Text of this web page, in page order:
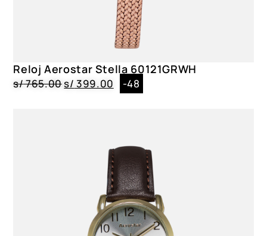
Reloj Aerostar Stella 60121GRWH
s/765.00s/ 399.00 -48